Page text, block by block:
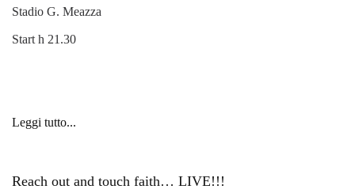
Stadio G. Meazza
Start h 21.30
Leggi tutto...
Reach out and touch faith… LIVE!!!